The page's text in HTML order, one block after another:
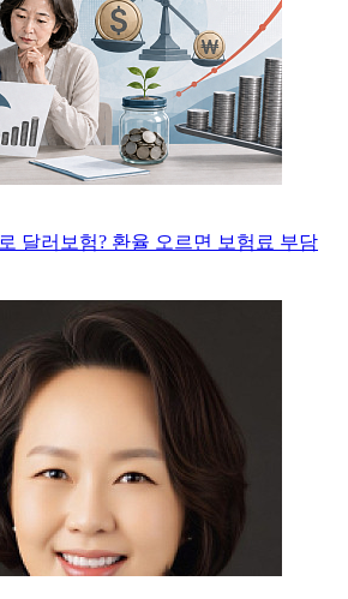
달러보험? 환율 오르면 보험료 부담